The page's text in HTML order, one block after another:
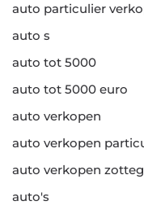
auto particulier
auto s
auto tot 5000
auto tot 5000 euro
auto verkopen
auto verkopen
auto verkopen
auto's